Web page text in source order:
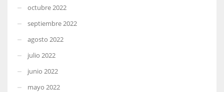
octubre 2022
septiembre 2022
agosto 2022
julio 2022
junio 2022
mayo 2022